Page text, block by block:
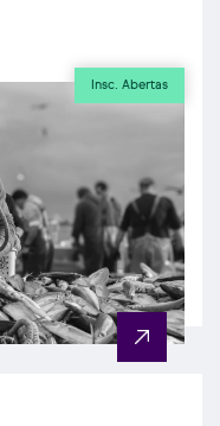
Insc. Abertas